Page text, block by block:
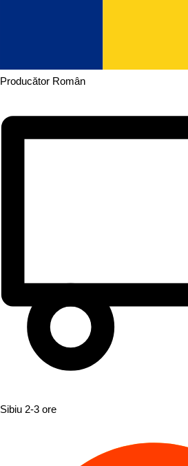
Producător Român
Sibiu 2-3 ore